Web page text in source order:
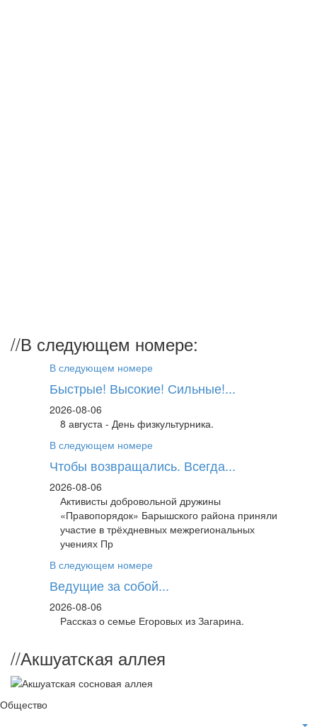
//В следующем номере:
В следующем номере
Быстрые! Высокие! Сильные!...
2026-08-06
8 августа - День физкультурника.
В следующем номере
Чтобы возвращались. Всегда...
2026-08-06
Активисты добровольной дружины
«Правопорядок» Барышского района приняли
участие в трёхдневных межрегиональных
учениях Пр
В следующем номере
Ведущие за собой...
2026-08-06
Рассказ о семье Егоровых из Загарина.
//Акшуатская аллея
Общество